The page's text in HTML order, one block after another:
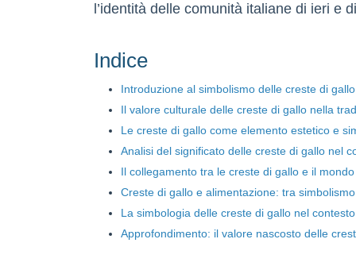
l’identità delle comunità italiane di ieri e
Indice
Introduzione al simbolismo delle creste di
Il valore culturale delle creste di gallo nella
Le creste di gallo come elemento estetico e
Analisi del significato delle creste di gallo nel
Il collegamento tra le creste di gallo e il
Creste di gallo e alimentazione: tra
La simbologia delle creste di gallo nel
Approfondimento: il valore nascosto delle